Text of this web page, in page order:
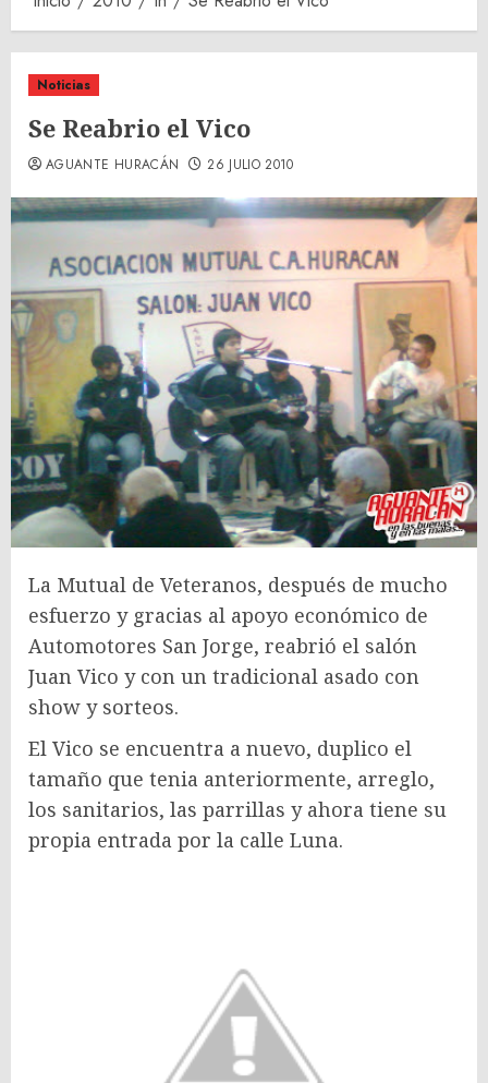
Noticias
Se Reabrio el Vico
AGUANTE HURACÁN 26 JULIO 2010
La Mutual de Veteranos, después de mucho
esfuerzo y gracias al apoyo económico de
Automotores San Jorge, reabrió el salón
Juan Vico y con un tradicional asado con
show y sorteos.
El Vico se encuentra a nuevo, duplico el
tamaño que tenia anteriormente, arreglo,
los sanitarios, las parrillas y ahora tiene su
propia entrada por la calle Luna.